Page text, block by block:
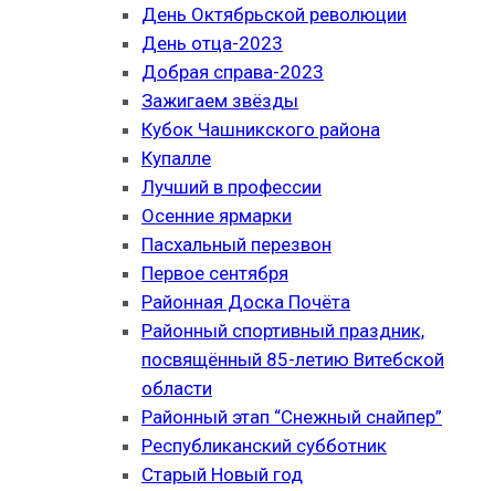
День Октябрьской революции
День отца-2023
Добрая справа-2023
Зажигаем звёзды
Кубок Чашникского района
Купалле
Лучший в профессии
Осенние ярмарки
Пасхальный перезвон
Первое сентября
Районная Доска Почёта
Районный спортивный праздник,
посвящённый 85-летию Витебской
области
Районный этап “Снежный снайпер”
Республиканский субботник
Старый Новый год